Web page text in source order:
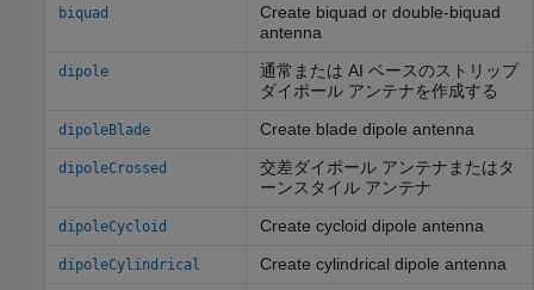
biquad
Create biquad or double-biquad
antenna
dipole
通常または AI ベースのストリップ
ダイポール アンテナを作成する
dipoleBlade Create blade dipole antenna
dipoleCrossed
交差ダイポール アンテナまたはタ
ーンスタイル アンテナ
dipoleCycloid Create cycloid dipole antenna
dipoleCylindrical Create cylindrical dipole antenna